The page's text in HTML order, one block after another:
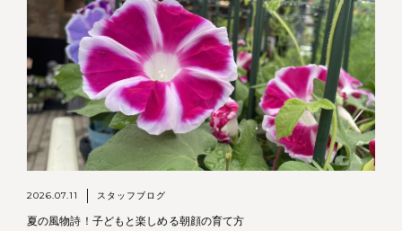
2026.07.11 スタッフブログ
夏の風物詩！子どもと楽しめる朝顔の育て方